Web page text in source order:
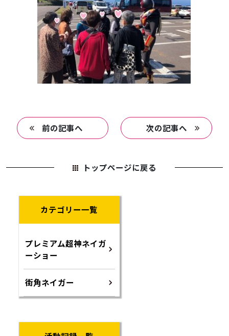
カテゴリー一覧
プレミアム超神ネイガ
ーショー
街角ネイガー
前の記事へ 次の記事へ
トップページに戻る